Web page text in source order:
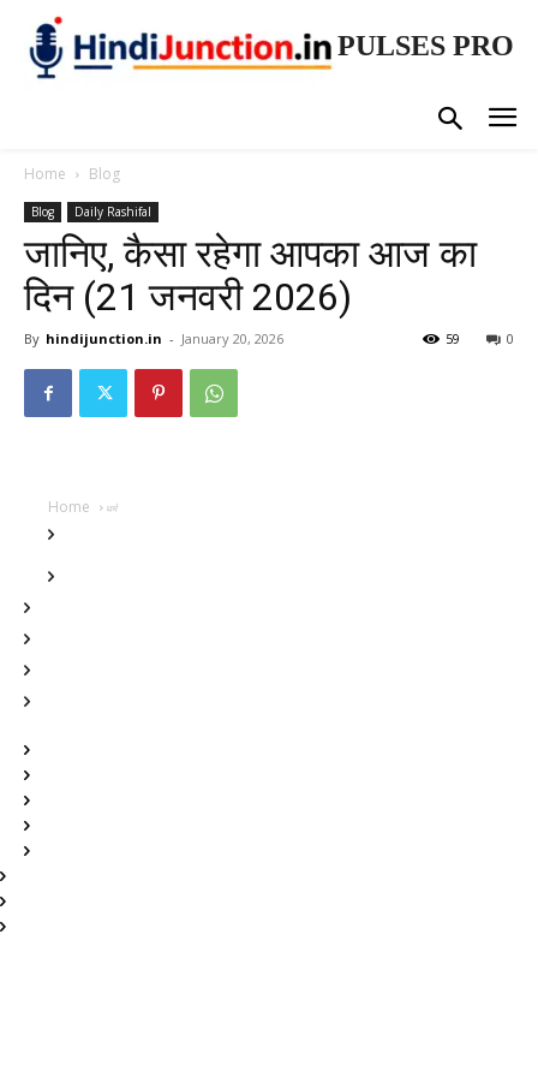
PULSES PRO
Home Blog
Blog Daily Rashifal
जानिए, कैसा रहेगा आपका आज का
दिन (21 जनवरी 2026)
By hindijunction.in - January 20, 2026 0
59
Home धर्म